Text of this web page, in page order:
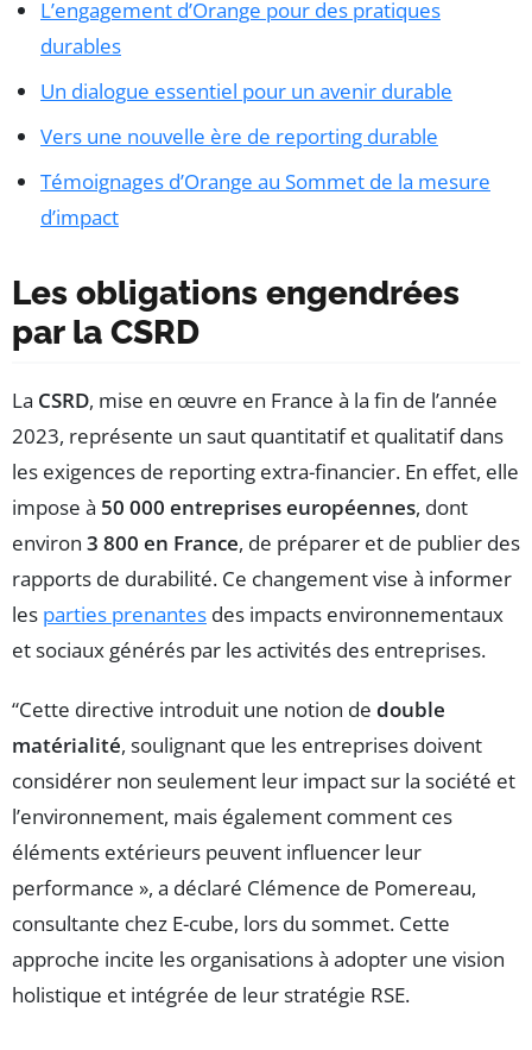
L’engagement d’Orange pour des pratiques
durables
Un dialogue essentiel pour un avenir durable
Vers une nouvelle ère de reporting durable
Témoignages d’Orange au Sommet de la mesure
d’impact
Les obligations engendrées
par la CSRD
La CSRD, mise en œuvre en France à la fin de l’année
2023, représente un saut quantitatif et qualitatif dans
les exigences de reporting extra-financier. En effet, elle
impose à 50 000 entreprises européennes, dont
environ 3 800 en France, de préparer et de publier des
rapports de durabilité. Ce changement vise à informer
les parties prenantes des impacts environnementaux
et sociaux générés par les activités des entreprises.
“Cette directive introduit une notion de double
matérialité, soulignant que les entreprises doivent
considérer non seulement leur impact sur la société et
l’environnement, mais également comment ces
éléments extérieurs peuvent influencer leur
performance », a déclaré Clémence de Pomereau,
consultante chez E-cube, lors du sommet. Cette
approche incite les organisations à adopter une vision
holistique et intégrée de leur stratégie RSE.